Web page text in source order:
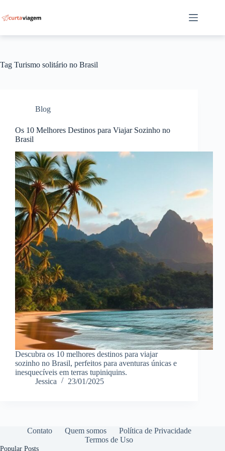
para
o
Tag Turismo solitário no Brasil
Blog
Os 10 Melhores Destinos para Viajar Sozinho no
Brasil
Descubra os 10 melhores destinos para viajar
sozinho no Brasil, perfeitos para aventuras únicas e
inesquecíveis em terras tupiniquins.
Jessica
23/01/2025
Contato Quem somos
Política de Privacidade
Termos de Uso
Popular Posts